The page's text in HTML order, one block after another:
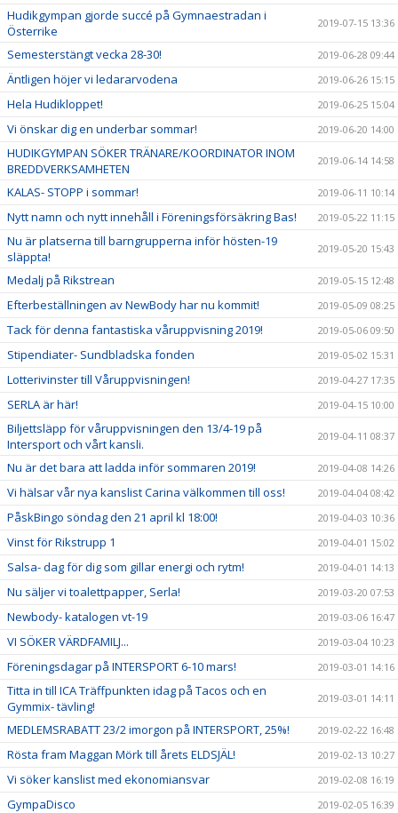
Hudikgympan gjorde succé på Gymnaestradan i
Österrike
2019-07-15 13:36
Semesterstängt vecka 28-30! 2019-06-28 09:44
Äntligen höjer vi ledararvodena 2019-06-26 15:15
Hela Hudikloppet! 2019-06-25 15:04
Vi önskar dig en underbar sommar! 2019-06-20 14:00
HUDIKGYMPAN SÖKER TRÄNARE/KOORDINATOR INOM
BREDDVERKSAMHETEN
2019-06-14 14:58
KALAS- STOPP i sommar! 2019-06-11 10:14
Nytt namn och nytt innehåll i Föreningsförsäkring Bas! 2019-05-22 11:15
Nu är platserna till barngrupperna inför hösten-19
släppta!
2019-05-20 15:43
Medalj på Rikstrean 2019-05-15 12:48
Efterbeställningen av NewBody har nu kommit! 2019-05-09 08:25
Tack för denna fantastiska våruppvisning 2019! 2019-05-06 09:50
Stipendiater- Sundbladska fonden 2019-05-02 15:31
Lotterivinster till Våruppvisningen! 2019-04-27 17:35
SERLA är här! 2019-04-15 10:00
Biljettsläpp för våruppvisningen den 13/4-19 på
Intersport och vårt kansli.
2019-04-11 08:37
Nu är det bara att ladda inför sommaren 2019! 2019-04-08 14:26
Vi hälsar vår nya kanslist Carina välkommen till oss! 2019-04-04 08:42
PåskBingo söndag den 21 april kl 18:00! 2019-04-03 10:36
Vinst för Rikstrupp 1 2019-04-01 15:02
Salsa- dag för dig som gillar energi och rytm! 2019-04-01 14:13
Nu säljer vi toalettpapper, Serla! 2019-03-20 07:53
Newbody- katalogen vt-19 2019-03-06 16:47
VI SÖKER VÄRDFAMILJ... 2019-03-04 10:23
Föreningsdagar på INTERSPORT 6-10 mars! 2019-03-01 14:16
Titta in till ICA Träffpunkten idag på Tacos och en
Gymmix- tävling!
2019-03-01 14:11
MEDLEMSRABATT 23/2 imorgon på INTERSPORT, 25%! 2019-02-22 16:48
Rösta fram Maggan Mörk till årets ELDSJÄL! 2019-02-13 10:27
Vi söker kanslist med ekonomiansvar 2019-02-08 16:19
GympaDisco 2019-02-05 16:39